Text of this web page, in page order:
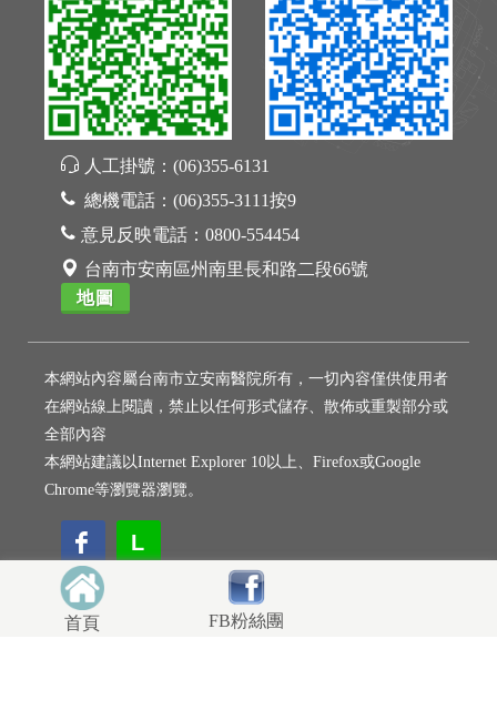
首頁 FB粉絲團
人工掛號： (06)355-6131
總機電話： (06)355-3111按9
意見反映電話： 0800-554454
台南市安南區州南里長和路二段66號
地圖
本網站內容屬台南市立安南醫院所有，一切內容僅供使用者
在網站線上閱讀，禁止以任何形式儲存、散佈或重製部分或
全部內容
本網站建議以Internet Explorer 10以上、Firefox或Google
Chrome等瀏覽器瀏覽。
L